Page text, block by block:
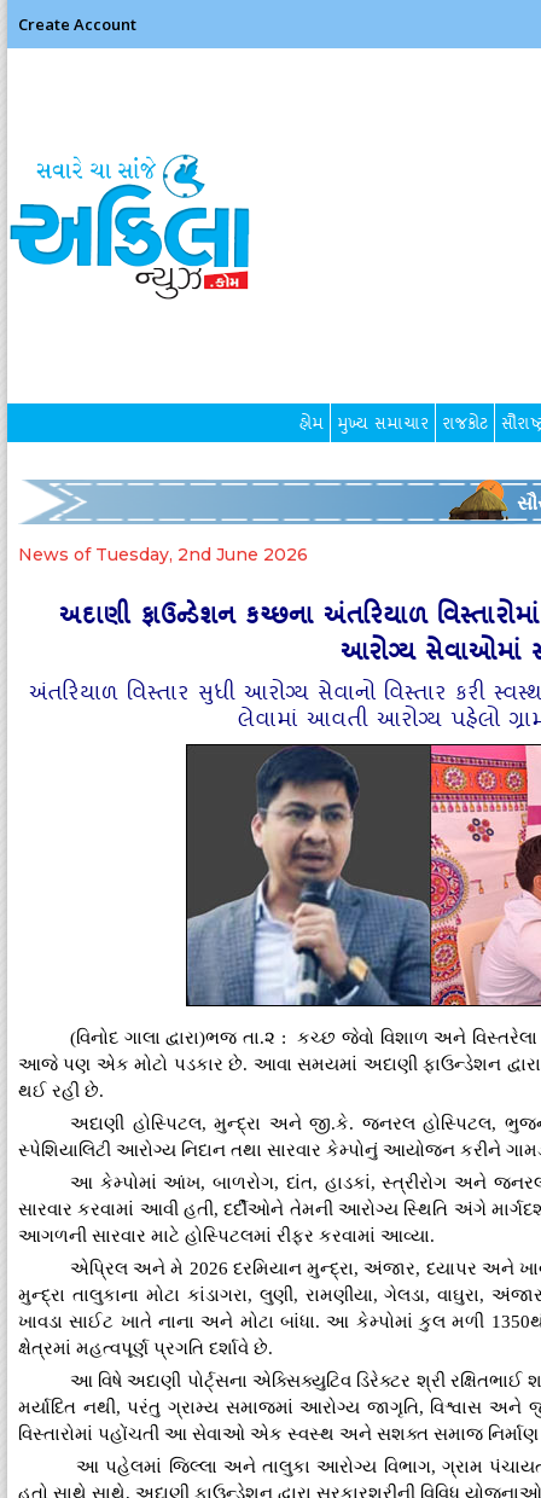
Create Account
હોમ મુખ્ય સમાચાર રાજકોટ
News of Tuesday, 2nd June 2026
અદાણી ફાઉન્ડેશન કચ્છના અંતરિયાળ
આરોગ્ય સેવાઓમાં
અંતરિયાળ વિસ્તાર સુધી આરોગ્ય સેવાનો વિસ્તાર કરી
લેવામાં આવતી આરોગ્ય પહેલો
(વિનોદ ગાલા દ્વારા)ભજ તા.૨ : કચ્છ જેવો વિશાળ અને
આજે પણ એક મોટો પડકાર છે. આવા સમયમાં અદાણી ફાઉન્ડેશન
થઈ રહી છે.
અદાણી હોસ્પિટલ, મુન્દ્રા અને જી.કે. જનરલ હોસ્પિટલ,
સ્પેશિયાલિટી આરોગ્ય નિદાન તથા સારવાર કેમ્પોનું આયોજન કરીને
આ કેમ્પોમાં આંખ, બાળરોગ, દાંત, હાડકાં, સ્ત્રીરોગ અને જનરલ
સારવાર કરવામાં આવી હતી, દર્દીઓને તેમની આરોગ્ય સ્થિતિ અંગે
આગળની સારવાર માટે હોસ્પિટલમાં રીફર કરવામાં આવ્યા.
એપ્રિલ અને મે 2026 દરમિયાન મુન્દ્રા, અંજાર, દયાપર અને
મુન્દ્રા તાલુકાના મોટા કાંડાગરા, લુણી, રામણીયા, ગેલડા, વાઘુરા,
ખાવડા સાઈટ ખાતે નાના અને મોટા બાંધા. આ કેમ્પોમાં કુલ મળી
ક્ષેત્રમાં મહત્વપૂર્ણ પ્રગતિ દર્શાવે છે.
આ વિષે અદાણી પોર્ટ્સના એક્સિક્યુટિવ ડિરેક્ટર શ્રી
મર્યાદિત નથી, પરંતુ ગ્રામ્ય સમાજમાં આરોગ્ય જાગૃતિ, વિશ્વાસ અને
વિસ્તારોમાં પહોંચતી આ સેવાઓ એક સ્વસ્થ અને સશક્ત સમાજ
આ પહેલમાં જિલ્લા અને તાલુકા આરોગ્ય વિભાગ, ગ્રામ
હતો સાથે સાથે, અદાણી ફાઉન્ડેશન દ્વારા સરકારશ્રીની વિવિધ